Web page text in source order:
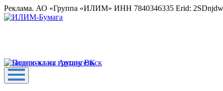
Реклама. АО «Группа «ИЛИМ» ИНН 7840346335 Erid: